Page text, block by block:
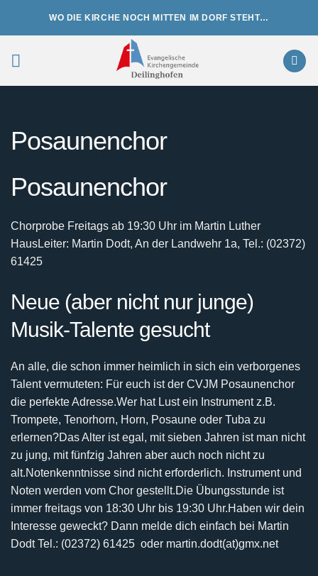
WO DIE KIRCHE NOCH MITTEN IM DORF STEHT…
Posaunenchor
Posaunenchor
Chorprobe Freitags ab 19:30 Uhr im Martin Luther
HausLeiter: Martin Dodt, An der Landwehr 1a, Tel.: (02372)
61425
Neue (aber nicht nur junge)
Musik-Talente gesucht
An alle, die schon immer heimlich in sich ein verborgenes
Talent vermuteten: Für euch ist der CVJM Posaunenchor
die perfekte Adresse.Wer hat Lust ein Instrument z.B.
Trompete, Tenorhorn, Horn, Posaune oder Tuba zu
erlernen?Das Alter ist egal, mit sieben Jahren ist man nicht
zu jung, mit fünfzig Jahren aber auch noch nichtzu
alt.Notenkenntnisse sind nicht erforderlich. Instrument und
Noten werden vom Chor gestellt.Die Übungsstunde ist
immer freitags von 18:30 Uhr bis 19:30 Uhr.Haben wir dein
Interesse geweckt? Dann melde dich einfach bei Martin
Dodt Tel.: (02372) 61425 oder martin.dodt(at)gmx.net